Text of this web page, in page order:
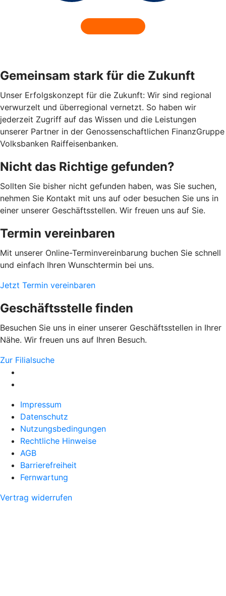
Gemeinsam stark für die Zukunft
Unser Erfolgskonzept für die Zukunft: Wir sind regional
verwurzelt und überregional vernetzt. So haben wir
jederzeit Zugriff auf das Wissen und die Leistungen
unserer Partner in der Genossenschaftlichen FinanzGruppe
Volksbanken Raiffeisenbanken.
Nicht das Richtige gefunden?
Sollten Sie bisher nicht gefunden haben, was Sie suchen,
nehmen Sie Kontakt mit uns auf oder besuchen Sie uns in
einer unserer Geschäftsstellen. Wir freuen uns auf Sie.
Termin vereinbaren
Mit unserer Online-Terminvereinbarung buchen Sie schnell
und einfach Ihren Wunschtermin bei uns.
Jetzt Termin vereinbaren
Geschäftsstelle finden
Besuchen Sie uns in einer unserer Geschäftsstellen in Ihrer
Nähe. Wir freuen uns auf Ihren Besuch.
Zur Filialsuche
Impressum
Datenschutz
Nutzungsbedingungen
Rechtliche Hinweise
AGB
Barrierefreiheit
Fernwartung
Vertrag widerrufen